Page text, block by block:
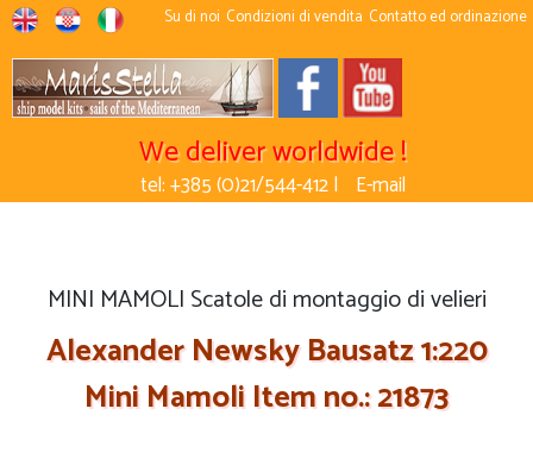
Su di noi Condizioni di vendita Contatto ed ordinazione
We deliver worldwide !
tel: +385 (0)21/544-412 | E-mail
MINI MAMOLI Scatole di montaggio di velieri
Alexander Newsky Bausatz 1:220
Mini Mamoli Item no.: 21873